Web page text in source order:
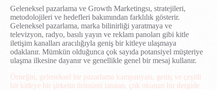
Geleneksel pazarlama ve Growth Marketingsı, stratejileri,
metodolojileri ve hedefleri bakımından farklılık gösterir.
Geleneksel pazarlama, marka bilinirliği yaratmaya ve
televizyon, radyo, basılı yayın ve reklam panoları gibi kitle
iletişim kanalları aracılığıyla geniş bir kitleye ulaşmaya
odaklanır. Mümkün olduğunca çok sayıda potansiyel müşteriye
ulaşma ilkesine dayanır ve genellikle genel bir mesaj kullanır.
Örneğin, geleneksel bir pazarlama kampanyası, geniş ve çeşitli
bir kitleye bir şirketin ürününü tanıtan, çok okunan bir dergide